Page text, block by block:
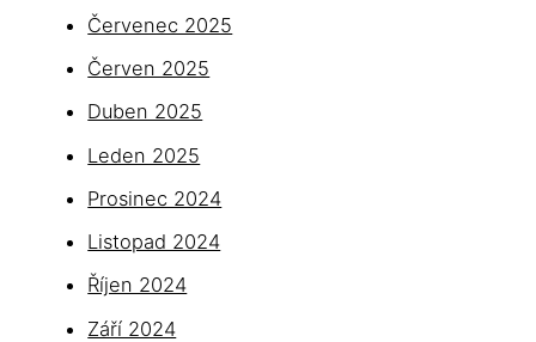
Červenec 2025
Červen 2025
Duben 2025
Leden 2025
Prosinec 2024
Listopad 2024
Říjen 2024
Září 2024